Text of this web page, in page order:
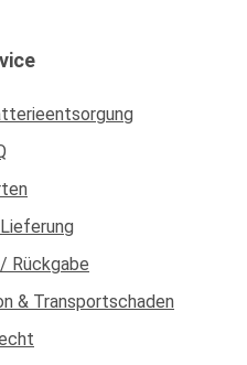
Rückgabe
& Transportschaden